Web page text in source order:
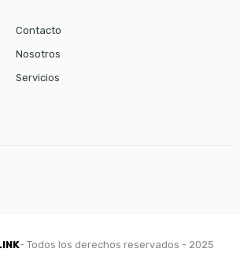
Contacto
Nosotros
Servicios
- Todos los derechos reservados - 2025